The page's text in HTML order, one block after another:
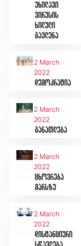
უხილავი
ვირუსის
ხილული
გავლენა
2 March
2022
დემოკრატია
2 March
2022
განათლება
2 March
2022
ცხოვრება
მარსზე
2 March
2022
დისტანციური